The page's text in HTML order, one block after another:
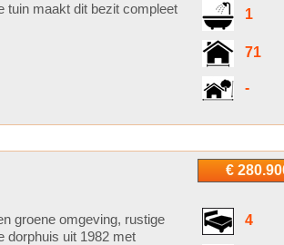
1
71
-
tuin maakt dit bezit compleet
€
4
groene omgeving, rustige
dorphuis uit 1982 met